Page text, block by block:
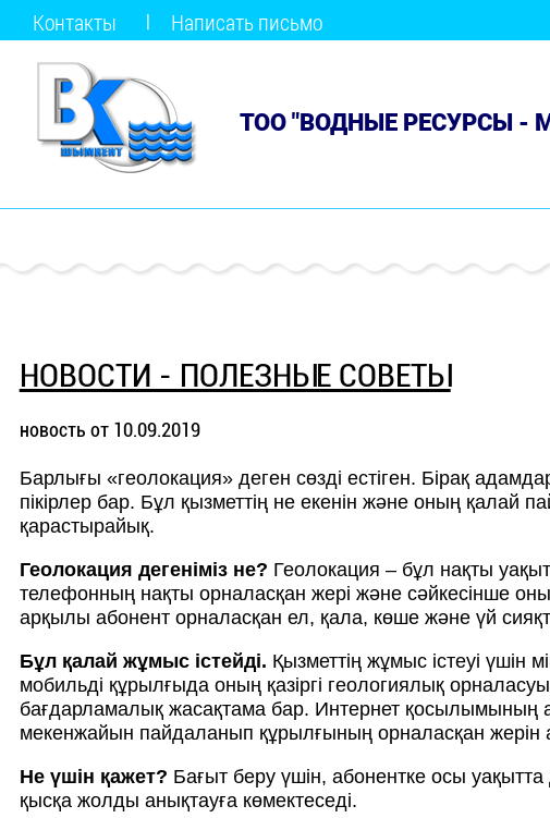
Контакты Написать письмо
ТОО "ВОДНЫЕ РЕСУРСЫ -
НОВОСТИ - ПОЛЕЗНЫЕ СОВЕТЫ
новость от 10.09.2019
Барлығы «геолокация» деген сөзді естіген. Бірақ
пікірлер бар. Бұл қызметтің не екенін және оның қалай
қарастырайық.
Геолокация дегеніміз не? Геолокация – бұл нақты
телефонның нақты орналасқан жері және сәйкесінше
арқылы абонент орналасқан ел, қала, көше және үй
Бұл қалай жұмыс істейді. Қызметтің жұмыс істеуі үшін
мобильді құрылғыда оның қазіргі геологиялық
бағдарламалық жасақтама бар. Интернет қосылымының
мекенжайын пайдаланып құрылғының орналасқан жерін
Не үшін қажет? Бағыт беру үшін, абонентке осы
қысқа жолды анықтауға көмектеседі.